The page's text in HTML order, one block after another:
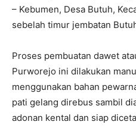
– Kebumen, Desa Butuh,
sebelah timur jembatan
Proses pembuatan dawet
Purworejo ini dilakukan
menggunakan bahan
pati gelang direbus sambil
adonan kental dan siap